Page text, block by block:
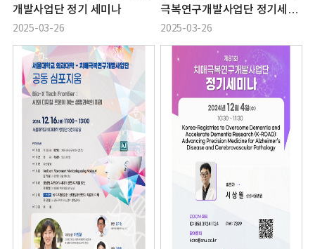
개발사업단 정기 세미나
2025-03-26
극복연구개발사업단 정기세미
나 일정
2025-03-26